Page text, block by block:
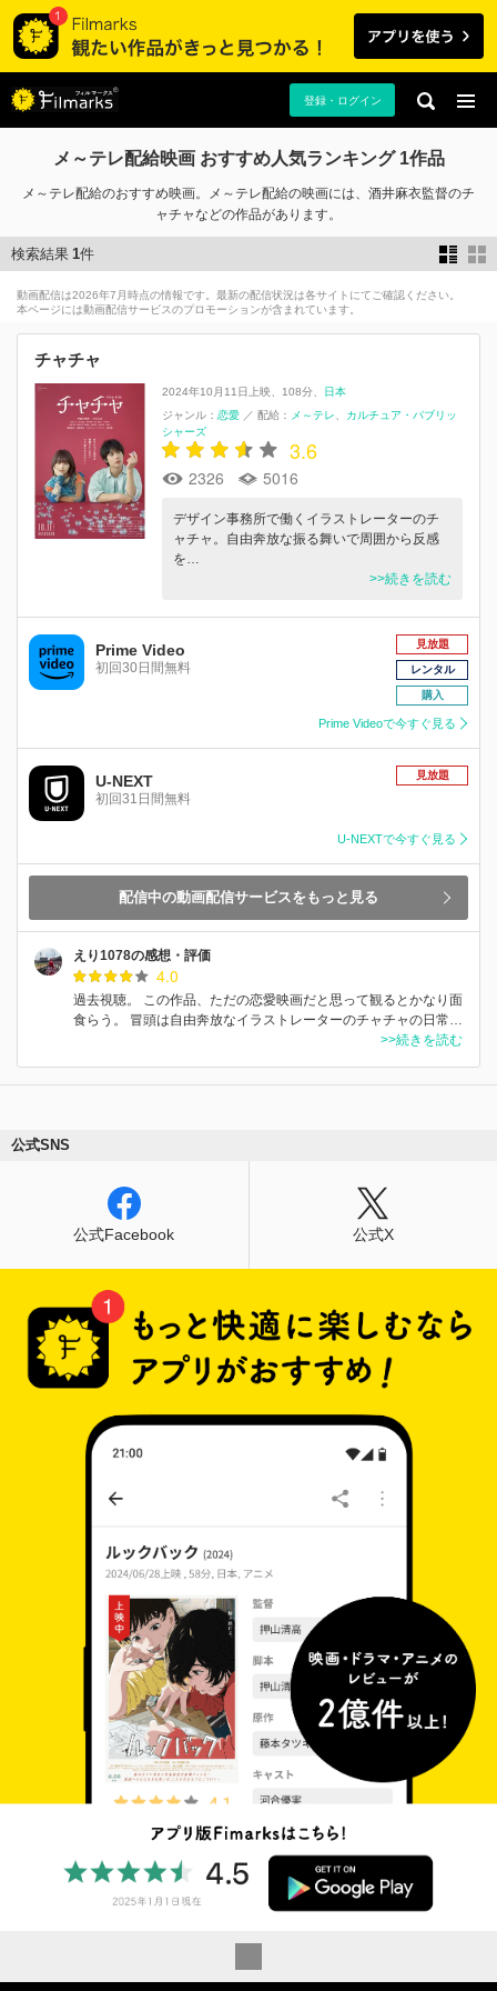
登録・ログイン
メ～テレ配給映画 おすすめ人気ランキング 1作品
メ～テレ配給のおすすめ映画。メ～テレ配給の映画には、酒井麻衣監督のチ
ャチャなどの作品があります。
検索結果 1件
動画配信は2026年7月時点の情報です。最新の配信状況は各サイトにてご確認ください。
本ページには動画配信サービスのプロモーションが含まれています。
チャチャ
2024年10月11日上映 108分
日本
ジャンル： 恋愛 ／ 配給： メ～テレ
カルチュア・パブリッ
シャーズ
3.6
2326 5016
デザイン事務所で働くイラストレーターのチ
ャチャ。自由奔放な振る舞いで周囲から反感
を…
>>続きを読む
Prime Video
初回30日間無料
見放題
レンタル
購入
Prime Videoで今すぐ見る
U-NEXT
初回31日間無料
見放題
U-NEXTで今すぐ見る
配信中の動画配信サービスをもっと見る
えり1078の感想・評価
4.0
過去視聴。 この作品、ただの恋愛映画だと思って観るとかなり面
食らう。 冒頭は自由奔放なイラストレーターのチャチャの日常…
>>続きを読む
公式SNS
公式Facebook 公式X